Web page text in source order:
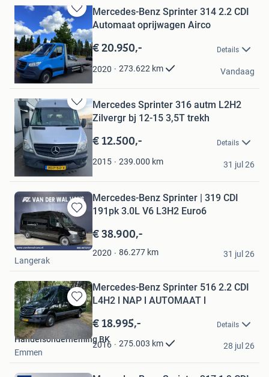
Bewaren
in
Mijn
Favorieten
Mercedes-Benz Sprinter 314 2.2 CDI
Automaat oprijwagen Airco
€ 20.950,- Details
2020 273.622 km
Marcel
Utrecht
Vandaag
Bewaren
in
Mijn
Favorieten
Mercedes Sprinter 316 autm L2H2
Zilvergr bj 12-15 3,5T trekh
€ 12.500,- Details
2015 239.000 km
Rob
Panningen
31 jul 26
Bewaren
in
Mijn
Favorieten
Mercedes-Benz Sprinter | 319 CDI
191pk 3.0L V6 L3H2 Euro6
€ 38.900,-
2020 86.277 km
Van der Wal Vans
Langerak
31 jul 26
Bewaren
in
Mijn
Favorieten
Mercedes-Benz Sprinter 516 2.2 CDI
L4H2 l NAP l AUTOMAAT l
€ 18.995,- Details
2016 275.003 km
Handelsonderneming BK
Emmen
28 jul 26